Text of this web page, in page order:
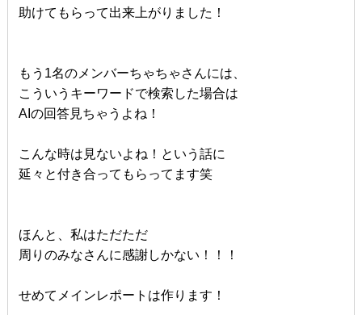
助けてもらって出来上がりました！
もう1名のメンバーちゃちゃさんには、
こういうキーワードで検索した場合は
AIの回答見ちゃうよね！
こんな時は見ないよね！という話に
延々と付き合ってもらってます笑
ほんと、私はただただ
周りのみなさんに感謝しかない！！！
せめてメインレポートは作ります！